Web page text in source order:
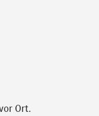
Ort.